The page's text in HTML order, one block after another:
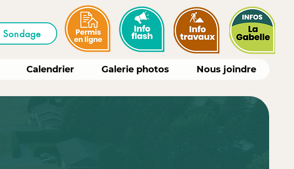
Sondage
Calendrier Galerie photos Nous joindre